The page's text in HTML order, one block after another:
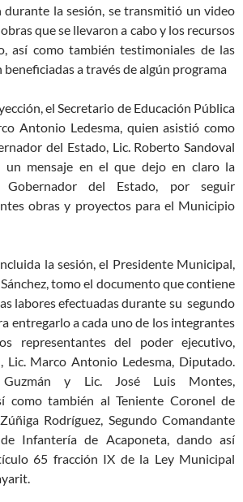
durante la sesión, se transmitió un video
que se llevaron a cabo y los recursos
así como también testimoniales de las
a través de algún programa
el Secretario de Educación Pública
Antonio Ledesma, quien asistió como
del Estado, Lic. Roberto Sandoval
un mensaje en el que dejo en claro la
Gobernador del Estado, por seguir
obras y proyectos para el Municipio
la sesión, el Presidente Municipal,
tomo el documento que contiene
labores efectuadas durante su segundo
entregarlo a cada uno de los integrantes
representantes del poder ejecutivo,
Lic. Marco Antonio Ledesma, Diputado.
Guzmán y Lic. José Luis Montes,
como también al Teniente Coronel de
Rodríguez, Segundo Comandante
Infantería de Acaponeta, dando así
65 fracción IX de la Ley Municipal